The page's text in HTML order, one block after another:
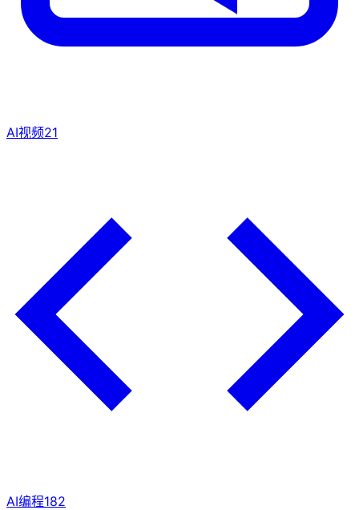
AI视频21
AI编程182